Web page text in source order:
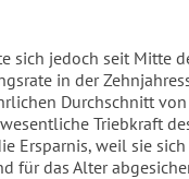
sich jedoch seit Mitte
in der
Durchschnitt
Triebkraft
Ersparnis, weil sie
für das Alter